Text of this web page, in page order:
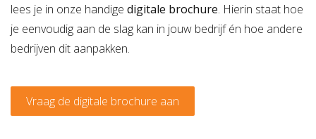
lees je in onze handige digitale brochure. Hierin staat hoe
je eenvoudig aan de slag kan in jouw bedrijf én hoe andere
bedrijven dit aanpakken.
Vraag de digitale brochure aan